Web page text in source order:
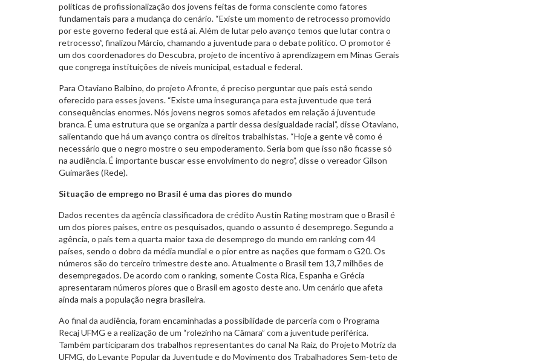
políticas de profissionalização dos jovens feitas de forma consciente como fatores
fundamentais para a mudança do cenário. “Existe um momento de retrocesso promovido
por este governo federal que está aí. Além de lutar pelo avanço temos que lutar contra o
retrocesso”, finalizou Márcio, chamando a juventude para o debate político. O promotor é
um dos coordenadores do Descubra, projeto de incentivo à aprendizagem em Minas Gerais
que congrega instituições de níveis municipal, estadual e federal.
Para Otaviano Balbino, do projeto Afronte, é preciso perguntar que país está sendo
oferecido para esses jovens. “Existe uma insegurança para esta juventude que terá
consequências enormes. Nós jovens negros somos afetados em relação á juventude
branca. É uma estrutura que se organiza a partir dessa desigualdade racial”, disse Otaviano,
salientando que há um avanço contra os direitos trabalhistas. “Hoje a gente vê como é
necessário que o negro mostre o seu empoderamento. Seria bom que isso não ficasse só
na audiência. É importante buscar esse envolvimento do negro”, disse o vereador Gilson
Guimarães (Rede).
Situação de emprego no Brasil é uma das piores do mundo
Dados recentes da agência classificadora de crédito Austin Rating mostram que o Brasil é
um dos piores países, entre os pesquisados, quando o assunto é desemprego. Segundo a
agência, o país tem a quarta maior taxa de desemprego do mundo em ranking com 44
países, sendo o dobro da média mundial e o pior entre as nações que formam o G20. Os
números são do terceiro trimestre deste ano. Atualmente o Brasil tem 13,7 milhões de
desempregados. De acordo com o ranking, somente Costa Rica, Espanha e Grécia
apresentaram números piores que o Brasil em agosto deste ano. Um cenário que afeta
ainda mais a população negra brasileira.
Ao final da audiência, foram encaminhadas a possibilidade de parceria com o Programa
Recaj UFMG e a realização de um “rolezinho na Câmara” com a juventude periférica.
Também participaram dos trabalhos representantes do canal Na Raíz, do Projeto Motriz da
UFMG, do Levante Popular da Juventude e do Movimento dos Trabalhadores Sem-teto de